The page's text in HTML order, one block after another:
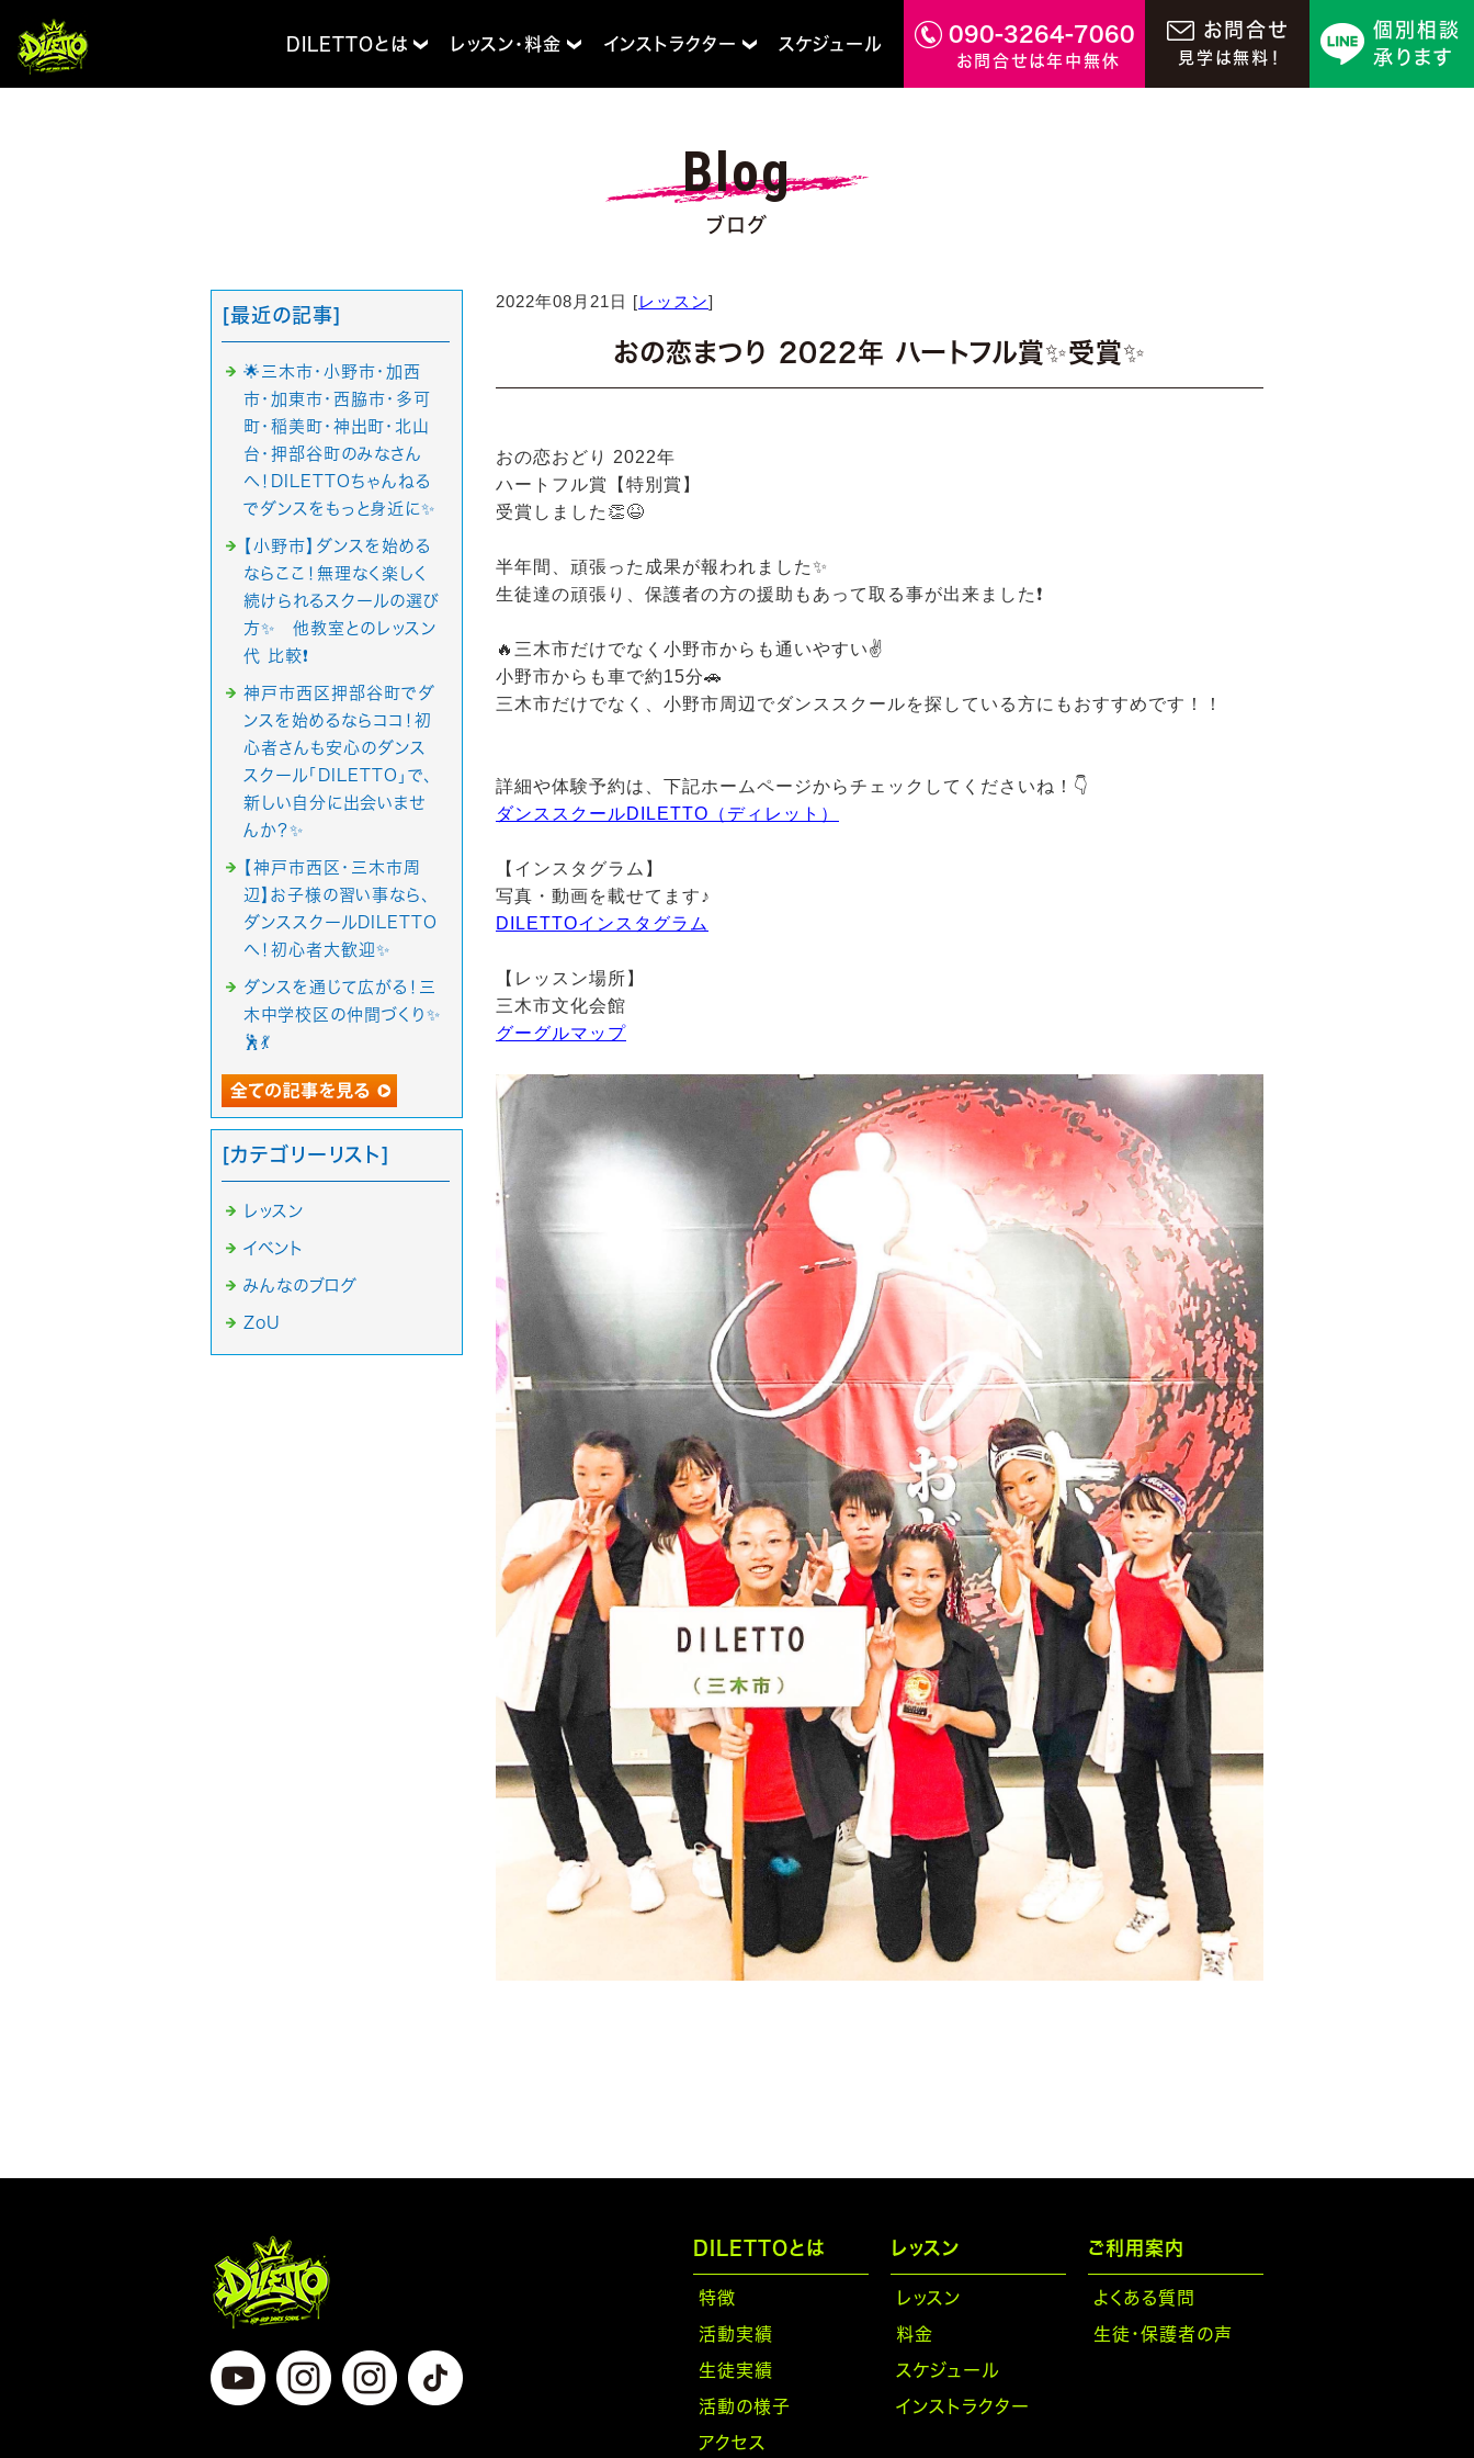
DILETTOとは レッスン・料金 インストラクター スケジュール 090-3264-7060
お問合せは年中無休
お問合せ
見学は無料！
個別相談
承ります
Blog
ブログ
2022年08月21日 [レッスン]
おの恋まつり 2022年 ハートフル賞✨受賞✨
おの恋おどり 2022年
ハートフル賞【特別賞】
受賞しました👏😆
半年間、頑張った成果が報われました✨
生徒達の頑張り、保護者の方の援助もあって取る事が出来ました❗️
🔥三木市だけでなく小野市からも通いやすい✌️
小野市からも車で約15分🚗
三木市だけでなく、小野市周辺でダンススクールを探している方にもおすすめです！！
詳細や体験予約は、下記ホームページからチェックしてくださいね！👇
ダンススクールDILETTO（ディレット）
【インスタグラム】
写真・動画を載せてます♪
DILETTOインスタグラム
【レッスン場所】
三木市文化会館
グーグルマップ
[最近の記事]
🌟三木市・小野市・加西
市・加東市・西脇市・多可
町・稲美町・神出町・北山
台・押部谷町のみなさん
へ！DILETTOちゃんねる
でダンスをもっと身近に✨
【小野市】ダンスを始める
ならここ！無理なく楽しく
続けられるスクールの選び
方✨ 他教室とのレッスン
代 比較❗️
神戸市西区押部谷町でダ
ンスを始めるならココ！初
心者さんも安心のダンス
スクール「DILETTO」で、
新しい自分に出会いませ
んか？✨
【神戸市西区・三木市周
辺】お子様の習い事なら、
ダンススクールDILETTO
へ！初心者大歓迎✨
ダンスを通じて広がる！三
木中学校区の仲間づくり✨
🕺💃
[カテゴリーリスト]
レッスン
イベント
みんなのブログ
ZoU
DILETTOとは
特徴
活動実績
生徒実績
活動の様子
アクセス
レッスン
レッスン
料金
スケジュール
インストラクター
ご利用案内
よくある質問
生徒・保護者の声